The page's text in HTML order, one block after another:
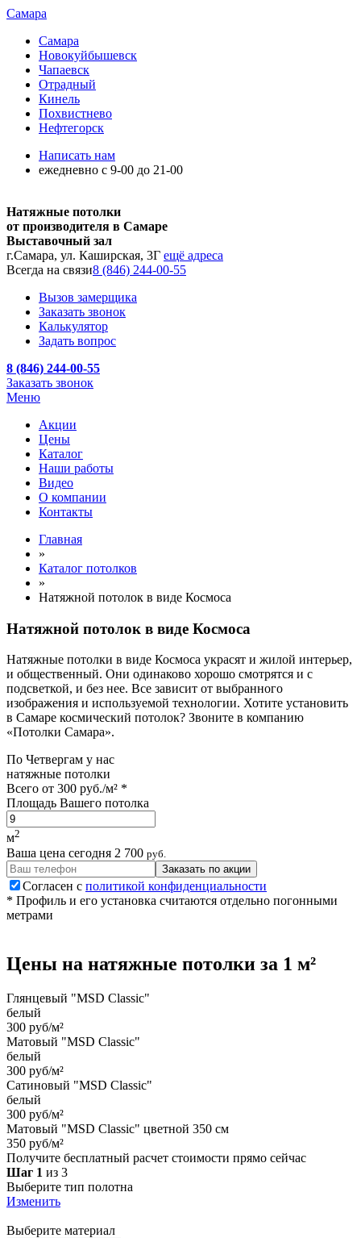
Самара
Самара
Новокуйбышевск
Чапаевск
Отрадный
Кинель
Похвистнево
Нефтегорск
Написать нам
ежедневно с 9-00 до 21-00
Натяжные потолки
от производителя в Самаре
Выставочный зал
г.Самара, ул. Каширская, 3Г ещё адреса
Всегда на связи8 (846) 244-00-55
Вызов замерщика
Заказать звонок
Калькулятор
Задать вопрос
8 (846) 244-00-55
Заказать звонок
Меню
Акции
Цены
Каталог
Наши работы
Видео
О компании
Контакты
Главная
»
Каталог потолков
»
Натяжной потолок в виде Космоса
Натяжной потолок в виде Космоса
Натяжные потолки в виде Космоса украсят и жилой интерьер,
и общественный. Они одинаково хорошо смотрятся и с
подсветкой, и без нее. Все зависит от выбранного
изображения и используемой технологии. Хотите установить
в Самаре космический потолок? Звоните в компанию
«Потолки Самара».
По Четвергам у нас
натяжные потолки
Всего от 300 руб./м² *
Площадь Вашего потолка
м2
Ваша цена сегодня 2 700 руб.
Заказать по акции
Согласен с политикой конфиденциальности
* Профиль и его установка считаются отдельно погонными
метрами
Цены на натяжные потолки за 1 м²
Глянцевый "MSD Classic"
белый
300 руб/м²
Матовый "MSD Classic"
белый
300 руб/м²
Сатиновый "MSD Classic"
белый
300 руб/м²
Матовый "MSD Classic" цветной 350 см
350 руб/м²
Получите бесплатный расчет стоимости прямо сейчас
Шаг 1 из 3
Выберите тип полотна
Изменить
Выберите материал